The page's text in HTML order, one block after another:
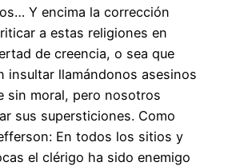
Y encima la corrección
a estas religiones en
de creencia, o sea que
insultar llamándonos asesinos
sin moral, pero nosotros
sus supersticiones. Como
En todos los sitios y
el clérigo ha sido enemigo